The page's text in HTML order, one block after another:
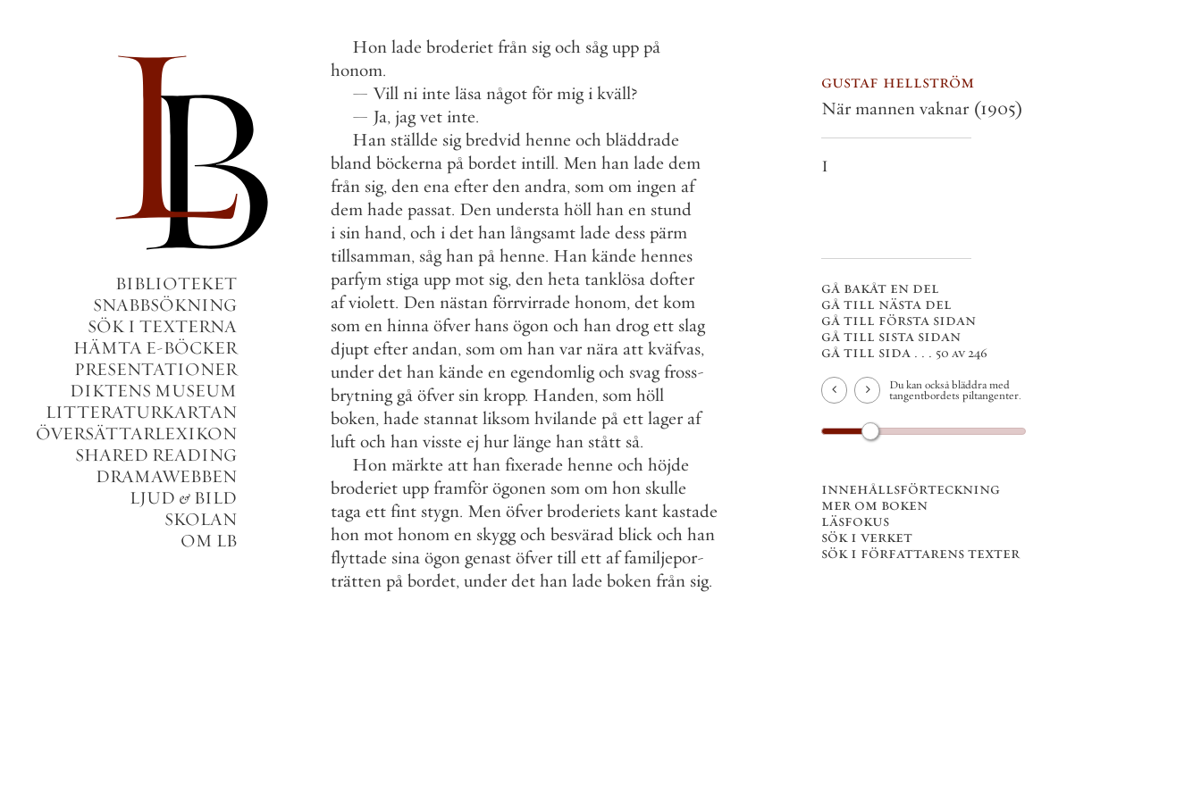
BIBLIOTEKET
SNABBSÖKNING
SÖK I TEXTERNA
HÄMTA E-BÖCKER
PRESENTATIONER
DIKTENS MUSEUM
LITTERATURKARTAN
ÖVERSÄTTARLEXIKON
SHARED READING
DRAMAWEBBEN
LJUD & BILD
SKOLAN
OM LB
Hon lade broderiet från sig och såg upp på
honom.
— Vill ni inte läsa något för mig i kväll?
— Ja, jag vet inte.
Han ställde sig bredvid henne och bläddrade
bland böckerna på bordet intill. Men han lade dem
från sig, den ena efter den andra, som om ingen af
dem hade passat. Den understa höll han en stund
i sin hand, och i det han långsamt lade dess pärm
tillsamman, såg han på henne. Han kände hennes
parfym stiga upp mot sig, den heta tanklösa dofter
af violett. Den nästan förrvirrade honom, det kom
som en hinna öfver hans ögon och han drog ett slag
djupt efter andan, som om han var nära att kväfvas,
under det han kände en egendomlig och svag fross-
brytning gå öfver sin kropp. Handen, som höll
boken, hade stannat liksom hvilande på ett lager af
luft och han visste ej hur länge han stått så.
Hon märkte att han fixerade henne och höjde
broderiet upp framför ögonen som om hon skulle
taga ett fint stygn. Men öfver broderiets kant kastade
hon mot honom en skygg och besvärad blick och han
flyttade sina ögon genast öfver till ett af familjepor-
trätten på bordet, under det han lade boken från sig.
gustaf hellström
När mannen vaknar (1905)
I
gå bakåt en del
gå till nästa del
gå till första sidan
gå till sista sidan
gå till sida . . . 50 av 246
Du kan också bläddra med
tangentbordets piltangenter.
innehållsförteckning
mer om boken
läsfokus
sök i verket
sök i författarens texter